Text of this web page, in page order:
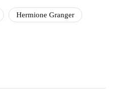
Hermione Granger